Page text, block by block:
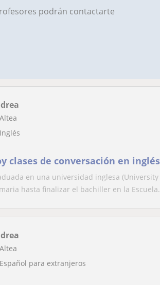
podrán contactarte
Altea
Inglés
clases de conversación en inglés
en una universidad inglesa
hasta finalizar el bachiller en la
Altea
Español para extranjeros